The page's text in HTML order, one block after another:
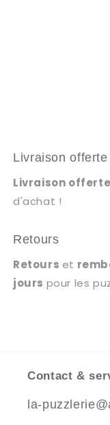
Livraison offerte
Livraison offerte
d'achat !
Retours
Retours et
jours pour les
Contact &
la-